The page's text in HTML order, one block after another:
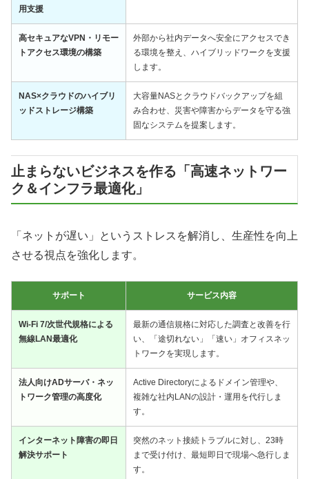
用支援
高セキュアなVPN・リモー
トアクセス環境の構築
外部から社内データへ安全にアクセスでき
る環境を整え、ハイブリッドワークを支援
します。
NAS×クラウドのハイブリ
ッドストレージ構築
大容量NASとクラウドバックアップを組
み合わせ、災害や障害からデータを守る強
固なシステムを提案します。
止まらないビジネスを作る「高速ネットワー
ク＆インフラ最適化」
「ネットが遅い」というストレスを解消し、生産性を向上
させる視点を強化します。
サポート サービス内容
Wi-Fi 7/次世代規格による
無線LAN最適化
最新の通信規格に対応した調査と改善を行
い、「途切れない」「速い」オフィスネッ
トワークを実現します。
法人向けADサーバ・ネッ
トワーク管理の高度化
Active Directoryによるドメイン管理や、
複雑な社内LANの設計・運用を代行しま
す。
インターネット障害の即日
解決サポート
突然のネット接続トラブルに対し、23時
まで受け付け、最短即日で現場へ急行しま
す。